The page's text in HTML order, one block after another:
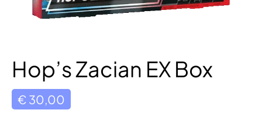
Hop’s Zacian EX Box
€ 30,00